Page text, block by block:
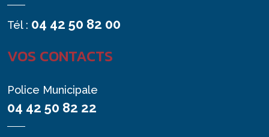
Tél : 04 42 50 82 00
VOS CONTACTS
Police Municipale
04 42 50 82 22